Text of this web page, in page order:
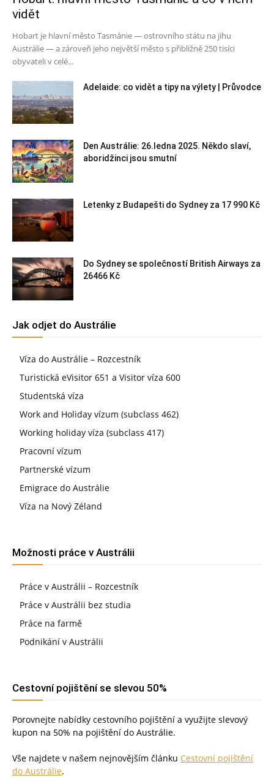
vidět
Hobart je hlavní město Tasmánie — ostrovního státu na jihu
Austrálie — a zároveň jeho největší město s přibližně 250 tisíci
obyvateli v celé...
Adelaide: co vidět a tipy na výlety | Průvodce
Den Austrálie: 26.ledna 2025. Někdo slaví,
aboridžinci jsou smutní
Letenky z Budapešti do Sydney za 17 990 Kč
Do Sydney se společností British Airways za
26466 Kč
Jak odjet do Austrálie
Víza do Austrálie – Rozcestník
Turistická eVisitor 651 a Visitor víza 600
Studentská víza
Work and Holiday vízum (subclass 462)
Working holiday víza (subclass 417)
Pracovní vízum
Partnerské vízum
Emigrace do Austrálie
Víza na Nový Zéland
Možnosti práce v Austrálii
Práce v Austrálii – Rozcestník
Práce v Austrálii bez studia
Práce na farmě
Podnikání v Austrálii
Cestovní pojištění se slevou 50%
Porovnejte nabídky cestovního pojištění a využijte slevový
kupon na 50% na pojištění do Austrálie.
Vše najdete v našem nejnovějším článku Cestovní pojištění
do Austrálie.